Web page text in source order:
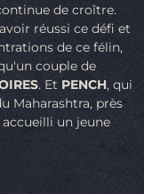
de croître.
réussi ce défi et
de ce félin,
couple de
. Et PENCH, qui
Maharashtra, près
un jeune